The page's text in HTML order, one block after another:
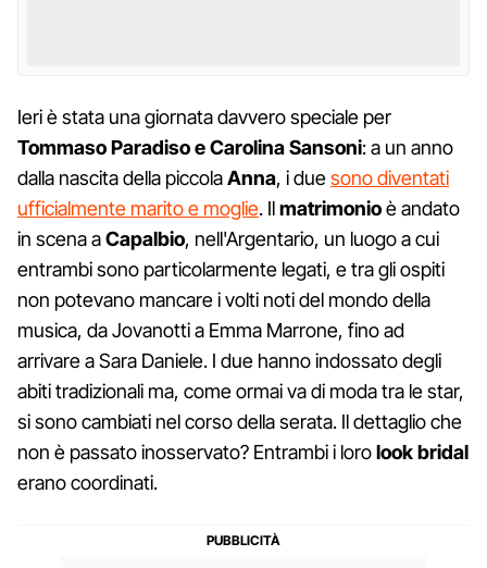
Ieri è stata una giornata davvero speciale per
Tommaso Paradiso e Carolina Sansoni: a un anno
dalla nascita della piccolaAnna, i duesono diventati
ufficialmente marito e moglie. Ilmatrimonioè andato
in scena aCapalbio, nell'Argentario, un luogo a cui
entrambi sono particolarmente legati, e tra gli ospiti
non potevano mancare i volti noti del mondo della
musica, da Jovanotti a Emma Marrone, fino ad
arrivare a Sara Daniele. I due hanno indossato degli
abiti tradizionali ma, come ormai va di moda tra le star,
si sono cambiati nel corso della serata. Il dettaglio che
non è passato inosservato? Entrambi i lorolook bridal
erano coordinati.